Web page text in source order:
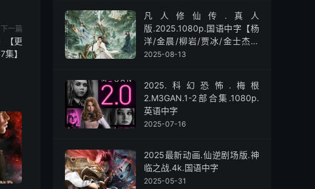
下一篇
【更
集】
凡人修仙传.真人
版.2025.1080p.国语中字【杨
洋/金晨/柳岩/贾冰/金士杰】
【全30集】
2025-08-13
2025.科幻恐怖.梅根
2.M3GAN.1-2部合集.1080p.
英语中字
2025-07-16
2025最新动画.仙逆剧场版.神
临之战.4k.国语中字
2025-05-31